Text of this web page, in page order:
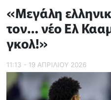
«Μεγάλη
τον… νέο Ελ
γκολ!»
11:13 - 19 ΑΠΡΙΛΙΟΥ 2026